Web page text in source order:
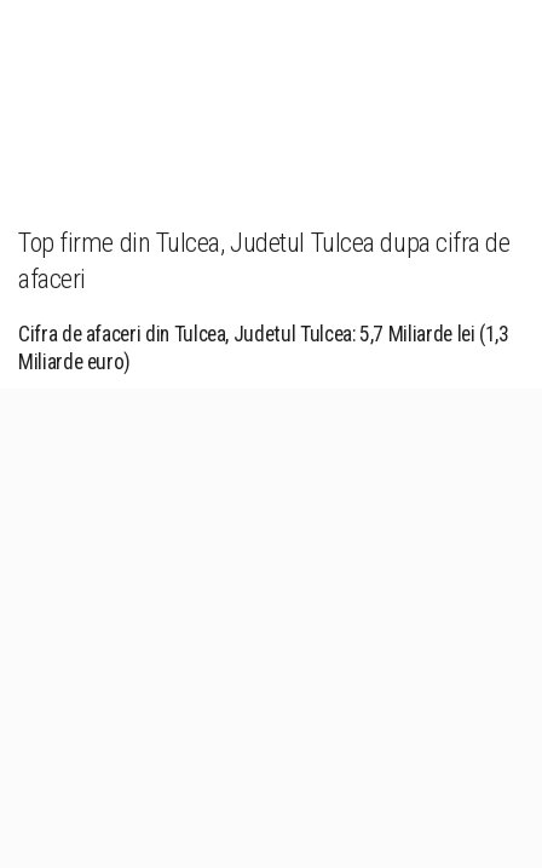
Top firme din Tulcea, Judetul Tulcea dupa cifra de
afaceri
Cifra de afaceri din Tulcea, Judetul Tulcea: 5,7 Miliarde lei (1,3
Miliarde euro)